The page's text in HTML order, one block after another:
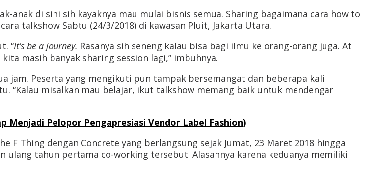
anak di sini sih kayaknya mau mulai bisnis semua. Sharing bagaimana cara how to
talkshow Sabtu (24/3/2018) di kawasan Pluit, Jakarta Utara.
“It’s be a journey. Rasanya sih seneng kalau bisa bagi ilmu ke orang-orang juga. At
masih banyak sharing session lagi,” imbuhnya.
jam. Peserta yang mengikuti pun tampak bersemangat dan beberapa kali
“Kalau misalkan mau belajar, ikut talkshow memang baik untuk mendengar
Menjadi Pelopor Pengapresiasi Vendor Label Fashion)
Thing dengan Concrete yang berlangsung sejak Jumat, 23 Maret 2018 hingga
ulang tahun pertama co-working tersebut. Alasannya karena keduanya memiliki